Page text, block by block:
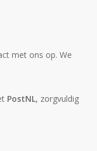
met ons op. We
PostNL, zorgvuldig